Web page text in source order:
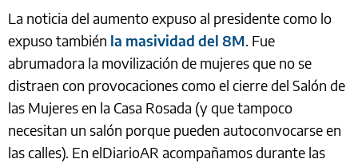
La noticia del aumento expuso al presidente como lo
expuso también la masividad del 8M. Fue
abrumadora la movilización de mujeres que no se
distraen con provocaciones como el cierre del Salón de
las Mujeres en la Casa Rosada (y que tampoco
necesitan un salón porque pueden autoconvocarse en
las calles). En elDiarioAR acompañamos durante las